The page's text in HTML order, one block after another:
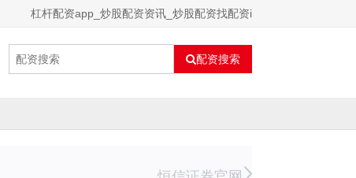
杠杆配资app_炒股配资资讯_炒股配资找配资i
配资搜索